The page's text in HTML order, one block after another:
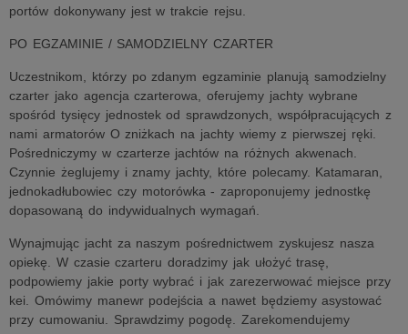
portów dokonywany jest w trakcie rejsu.
PO EGZAMINIE / SAMODZIELNY CZARTER
Uczestnikom, którzy po zdanym egzaminie planują samodzielny
czarter jako agencja czarterowa, oferujemy jachty wybrane
spośród tysięcy jednostek od sprawdzonych, współpracujących z
nami armatorów O zniżkach na jachty wiemy z pierwszej ręki.
Pośredniczymy w czarterze jachtów na różnych akwenach.
Czynnie żeglujemy i znamy jachty, które polecamy. Katamaran,
jednokadłubowiec czy motorówka - zaproponujemy jednostkę
dopasowaną do indywidualnych wymagań.
Wynajmując jacht za naszym pośrednictwem zyskujesz nasza
opiekę. W czasie czarteru doradzimy jak ułożyć trasę,
podpowiemy jakie porty wybrać i jak zarezerwować miejsce przy
kei. Omówimy manewr podejścia a nawet będziemy asystować
przy cumowaniu. Sprawdzimy pogodę. Zarekomendujemy